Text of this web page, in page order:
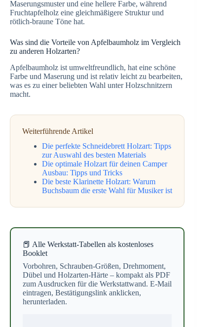
Maserungsmuster und eine hellere Farbe, während
Fruchtapfelholz eine gleichmäßigere Struktur und
rötlich-braune Töne hat.
Was sind die Vorteile von Apfelbaumholz im Vergleich
zu anderen Holzarten?
Apfelbaumholz ist umweltfreundlich, hat eine schöne
Farbe und Maserung und ist relativ leicht zu bearbeiten,
was es zu einer beliebten Wahl unter Holzschnitzern
macht.
Weiterführende Artikel
Die perfekte Schneidebrett Holzart: Tipps
zur Auswahl des besten Materials
Die optimale Holzart für deinen Camper
Ausbau: Tipps und Tricks
Die beste Klarinette Holzart: Warum
Buchsbaum die erste Wahl für Musiker ist
📕 Alle Werkstatt-Tabellen als kostenloses
Booklet
Vorbohren, Schrauben-Größen, Drehmoment,
Dübel und Holzarten-Härte – kompakt als PDF
zum Ausdrucken für die Werkstattwand. E-Mail
eintragen, Bestätigungslink anklicken,
herunterladen.